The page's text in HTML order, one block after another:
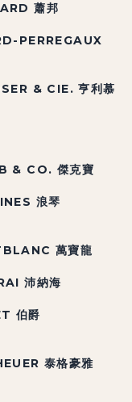
蕭邦
PERREGAUX
& CIE. 亨利慕
& CO. 傑克寶
浪琴
萬寶龍
沛納海
伯爵
泰格豪雅